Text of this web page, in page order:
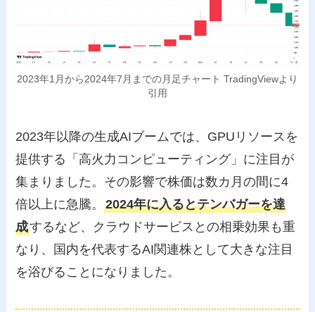
2023年1月から2024年7月までの月足チャート TradingViewより
引用
2023年以降の生成AIブームでは、GPUリソースを
提供する「高火力コンピューティング」に注目が
集まりました。その影響で株価は数カ月の間に4
倍以上に急騰。2024年に入るとテンバガーを達
成するなど、クラウドサービスとの相乗効果も重
なり、国内を代表するAI関連株として大きな注目
を浴びることになりました。